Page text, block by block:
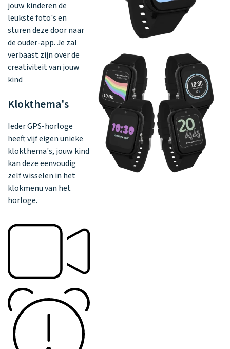
jouw kinderen de
leukste foto's en
sturen deze door naar
de ouder-app. Je zal
verbaast zijn over de
creativiteit van jouw
kind
Klokthema's
Ieder GPS-horloge
heeft vijf eigen unieke
klokthema's, jouw kind
kan deze eenvoudig
zelf wisselen in het
klokmenu van het
horloge.